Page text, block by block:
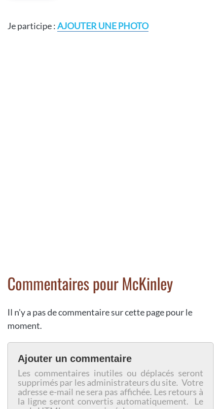
Je participe :AJOUTER UNE PHOTO
Commentaires pour McKinley
Il n'y a pas de commentaire sur cette page pour le
moment.
Ajouter un commentaire
Les commentaires inutiles ou déplacés seront
supprimés par les administrateurs du site. Votre
adresse e-mail ne sera pas affichée. Les retours à
la ligne seront convertis automatiquement. Le